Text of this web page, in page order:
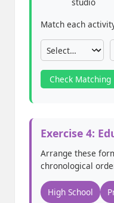
studio
Match each
Check Matching
Exercise 4:
Arrange these
chronological
High School